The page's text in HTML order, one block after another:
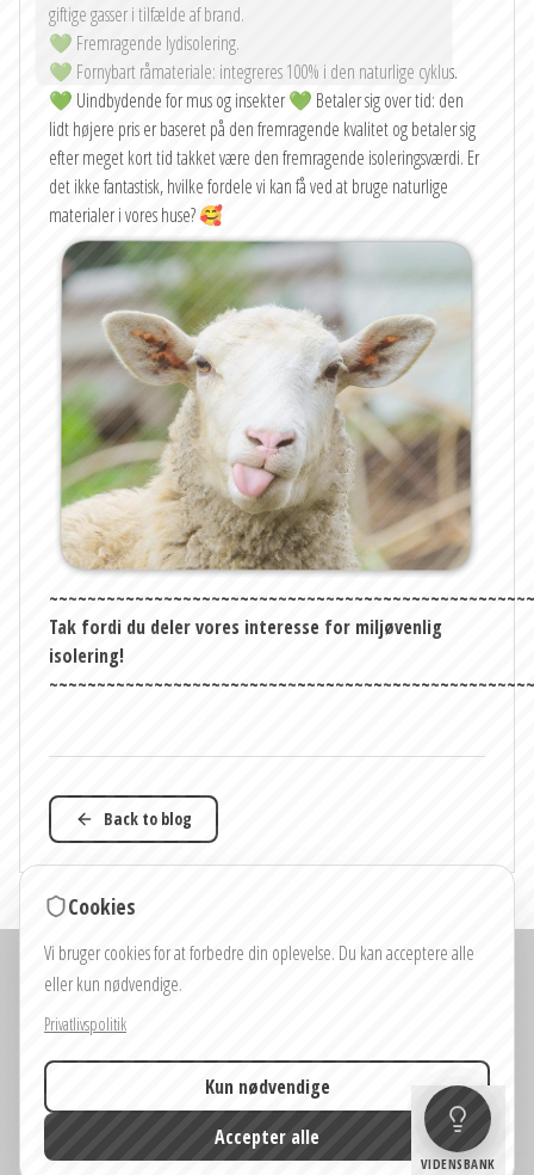
giftige gasser i tilfælde af brand.
💚 Fremragende lydisolering.
💚 Fornybart råmateriale: integreres 100% i den naturlige cyklus.
💚 Uindbydende for mus og insekter 💚 Betaler sig over tid: den
lidt højere pris er baseret på den fremragende kvalitet og betaler sig
efter meget kort tid takket være den fremragende isoleringsværdi. Er
det ikke fantastisk, hvilke fordele vi kan få ved at bruge naturlige
materialer i vores huse? 🥰
Tak fordi du deler vores interesse for miljøvenlig
isolering!
Back to blog
Bemærk: Billeder og visualiseringer på hjemmesiden og i huskonfiguratorerne
Farver, materialer og detaljer vist på billederne kan afvige fra det endelige
© 2026 Vagabond Haven
ImprintFortrolighedspolitik
Cookies
Vi bruger cookies for at forbedre din oplevelse. Du kan acceptere alle
eller kun nødvendige.
Privatlivspolitik
Kun nødvendige
Accepter alle
VIDENSBANK